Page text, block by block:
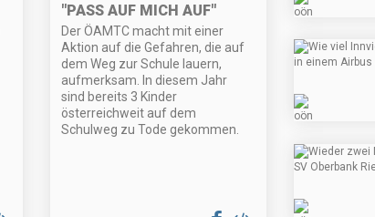
"PASS AUF MICH AUF"
Der ÖAMTC macht mit einer
Aktion auf die Gefahren, die auf
dem Weg zur Schule lauern,
aufmerksam. In diesem Jahr
sind bereits 3 Kinder
österreichweit auf dem
Schulweg zu Tode gekommen.